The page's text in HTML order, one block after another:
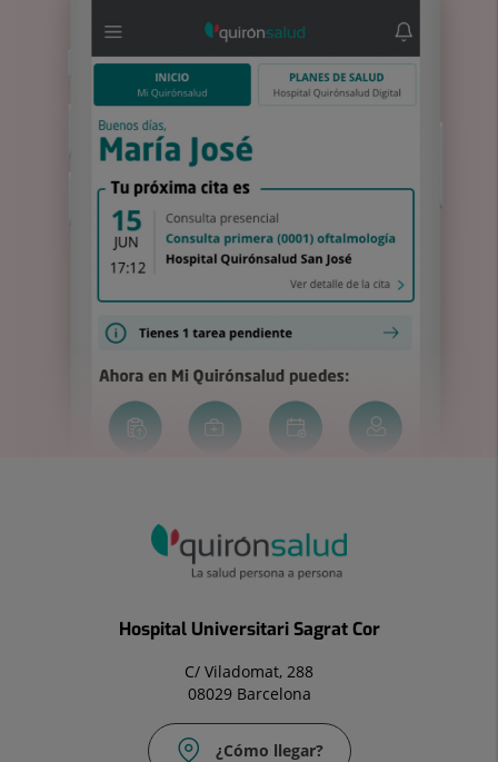
Hospital Universitari Sagrat Cor
C/ Viladomat, 288
08029 Barcelona
¿Cómo llegar?